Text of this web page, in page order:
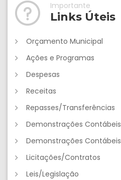
Importante
Links Úteis
Orçamento Municipal
Ações e Programas
Despesas
Receitas
Repasses/Transferências
Demonstrações Contábeis
Demonstrações Contábeis
Licitações/Contratos
Leis/Legislação